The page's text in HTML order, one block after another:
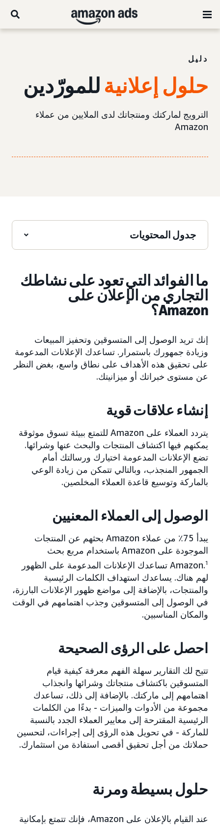
دليل
حلول إعلانية للمورّدين
الترويج لماركتك ومنتجاتك لدى الملايين من عملاء
Amazon
جدول المحتويات
ما الفوائد التي تعود على نشاطك
التجاري من الإعلان على
Amazon؟
إنك تريد الوصول إلى المتسوقين وتحفيز المبيعات
وزيادة جمهورك باستمرار. تساعدك الإعلانات المدعومة
على تحقيق هذه الأهداف على نطاق واسع، بغض النظر
عن مستوى خبراتك أو ميزانيتك.
إنشاء علاقات قوية
يتردد العملاء على Amazon للتمتع ببيئة تسوق موثوقة
يمكنهم فيها اكتشاف المنتجات والبحث عنها وشرائها.
تضع الإعلانات المدعومة اختيارك ورسالتك أمام
الجمهور المنجذب، وبالتالي تتمكن من زيادة الوعي
بالماركة وتوسيع قاعدة العملاء المخلصين.
الوصول إلى العملاء المعنيين
يبدأ 75٪ من عملاء Amazon بحثهم عن المنتجات
الموجودة على Amazon باستخدام مربع بحث
Amazon.1
تساعدك الإعلانات المدعومة على الظهور
لهم هناك. يساعدك استهداف الكلمات الرئيسية
والمنتجات، بالإضافة إلى مواضع ظهور الإعلانات البارزة،
في الوصول إلى المتسوقين وجذب اهتمامهم في الوقت
والمكان المناسبين.
احصل على الرؤى الصحيحة
تتيح لك التقارير سهلة الفهم معرفة كيفية قيام
المتسوقين باكتشاف منتجاتك وشرائها وانجذاب
اهتمامهم إلى ماركتك. بالإضافة إلى ذلك، تساعدك
مجموعة من الأدوات والميزات - بدءًا من الكلمات
الرئيسية المقترحة إلى معايير العملاء الجدد بالنسبة
للماركة - في تحويل هذه الرؤى إلى إجراءات، لتحسين
حملاتك من أجل تحقيق أقصى استفادة من استثمارك.
حلول بسيطة ومرنة
عند القيام بالإعلان على Amazon، فإنك تتمتع بإمكانية